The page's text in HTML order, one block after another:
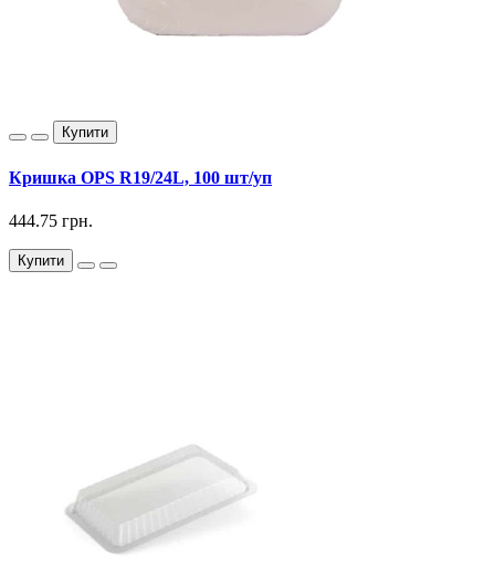
Купити
Кришка OPS R19/24L, 100 шт/уп
444.75 грн.
Купити